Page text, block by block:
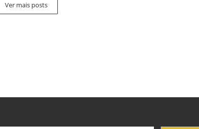
Ver mais posts